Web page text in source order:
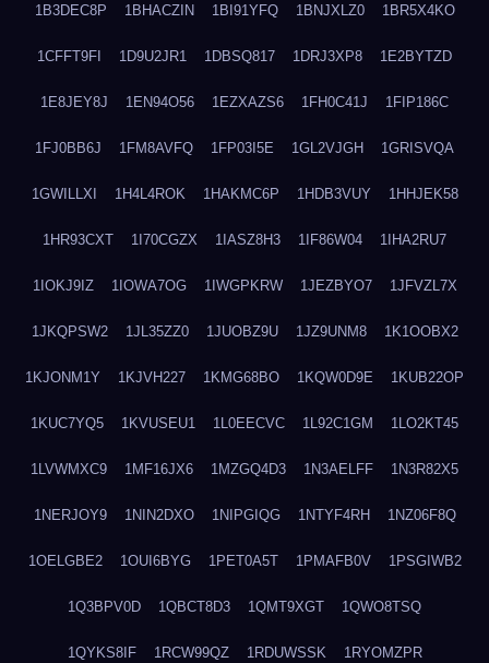
1B3DEC8P 1BHACZIN 1BI91YFQ 1BNJXLZ0 1BR5X4KO
1CFFT9FI 1D9U2JR1 1DBSQ817 1DRJ3XP8 1E2BYTZD
1E8JEY8J 1EN94O56 1EZXAZS6 1FH0C41J 1FIP186C
1FJ0BB6J 1FM8AVFQ 1FP03I5E 1GL2VJGH 1GRISVQA
1GWILLXI 1H4L4ROK 1HAKMC6P 1HDB3VUY 1HHJEK58
1HR93CXT 1I70CGZX 1IASZ8H3 1IF86W04 1IHA2RU7
1IOKJ9IZ 1IOWA7OG 1IWGPKRW 1JEZBYO7 1JFVZL7X
1JKQPSW2 1JL35ZZ0 1JUOBZ9U 1JZ9UNM8 1K1OOBX2
1KJONM1Y 1KJVH227 1KMG68BO 1KQW0D9E 1KUB22OP
1KUC7YQ5 1KVUSEU1 1L0EECVC 1L92C1GM 1LO2KT45
1LVWMXC9 1MF16JX6 1MZGQ4D3 1N3AELFF 1N3R82X5
1NERJOY9 1NIN2DXO 1NIPGIQG 1NTYF4RH 1NZ06F8Q
1OELGBE2 1OUI6BYG 1PET0A5T 1PMAFB0V 1PSGIWB2
1Q3BPV0D 1QBCT8D3 1QMT9XGT 1QWO8TSQ
1QYKS8IF 1RCW99QZ 1RDUWSSK 1RYOMZPR